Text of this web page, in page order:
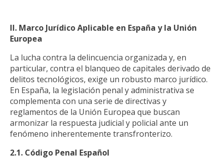
II. Marco Jurídico Aplicable en España y la Unión
Europea
La lucha contra la delincuencia organizada y, en
particular, contra el blanqueo de capitales derivado de
delitos tecnológicos, exige un robusto marco jurídico.
En España, la legislación penal y administrativa se
complementa con una serie de directivas y
reglamentos de la Unión Europea que buscan
armonizar la respuesta judicial y policial ante un
fenómeno inherentemente transfronterizo.
2.1. Código Penal Español